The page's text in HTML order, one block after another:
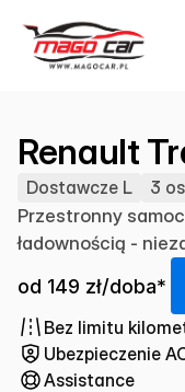
Renault
Dostawcze L 3
Przestronny
ładownością -
od 149 zł/doba*
Bez limitu
Ubezpieczenie
Assistance